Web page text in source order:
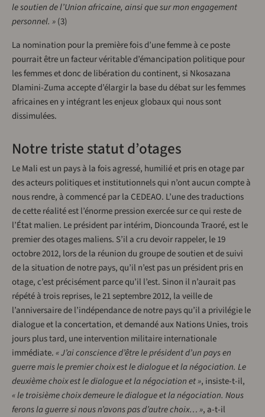
le soutien de l’Union africaine, ainsi que sur mon engagement
personnel. »(3)
La nomination pour la première fois d’une femme à ce poste
pourrait être un facteur véritable d’émancipation politique pour
les femmes et donc de libération du continent, si Nkosazana
Dlamini-Zuma accepte d’élargir la base du débat sur les femmes
africaines en y intégrant les enjeux globaux qui nous sont
dissimulées.
Notre triste statut d’otages
Le Mali est un pays à la fois agressé, humilié et pris en otage par
des acteurs politiques et institutionnels qui n’ont aucun compte à
nous rendre, à commencé par la CEDEAO. L’une des traductions
de cette réalité est l’énorme pression exercée sur ce qui reste de
l’État malien. Le président par intérim, Dioncounda Traoré, est le
premier des otages maliens. S’il a cru devoir rappeler, le 19
octobre 2012, lors de la réunion du groupe de soutien et de suivi
de la situation de notre pays, qu’il n’est pas un président pris en
otage, c’est précisément parce qu’il l’est. Sinon il n’aurait pas
répété à trois reprises, le 21 septembre 2012, la veille de
l’anniversaire de l’indépendance de notre pays qu’il a privilégie le
dialogue et la concertation, et demandé aux Nations Unies, trois
jours plus tard, une intervention militaire internationale
immédiate.« J’ai conscience d’être le président d’un pays en
guerre mais le premier choix est le dialogue et la négociation. Le
deuxième choix est le dialogue et la négociation et », insiste-t-il,
« le troisième choix demeure le dialogue et la négociation. Nous
ferons la guerre si nous n’avons pas d’autre choix… », a-t-il